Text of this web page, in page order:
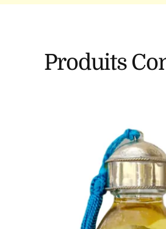
Produits